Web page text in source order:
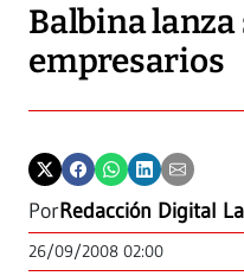
Balbina lanza
empresarios
PorRedacción Digital
26/09/2008 02:00